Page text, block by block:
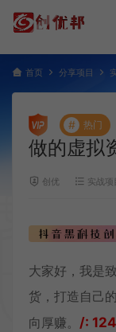
首页 分享项目
# 热门
做的虚拟
创优 实战项
大家好，我是
货，打造自己
向厚赚。 /: